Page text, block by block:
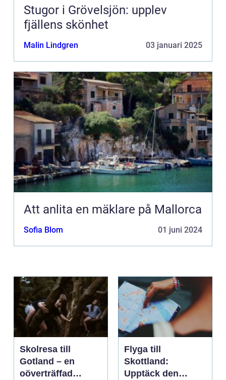
Stugor i Grövelsjön: upplev
fjällens skönhet
Malin Lindgren 03 januari 2025
Att anlita en mäklare på Mallorca
Sofia Blom 01 juni 2024
Skolresa till
Gotland – en
oöverträffad
Flyga till
Skottland:
Upptäck den